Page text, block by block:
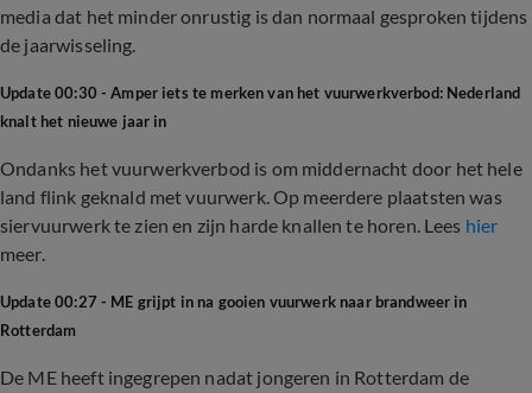
media dat het minder onrustig is dan normaal gesproken tijdens
de jaarwisseling.
Update 00:30 - Amper iets te merken van het vuurwerkverbod: Nederland
knalt het nieuwe jaar in
Ondanks het vuurwerkverbod is om middernacht door het hele
land flink geknald met vuurwerk. Op meerdere plaatsten was
siervuurwerk te zien en zijn harde knallen te horen. Lees hier
meer.
Update 00:27 - ME grijpt in na gooien vuurwerk naar brandweer in
Rotterdam
De ME heeft ingegrepen nadat jongeren in Rotterdam de